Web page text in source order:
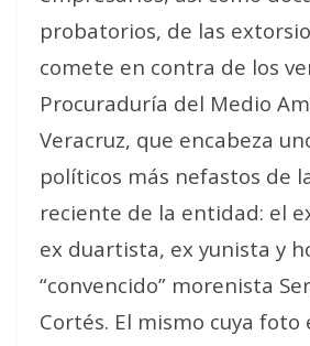
probatorios, de las
comete en contra de los
Procuraduría del Medio
Veracruz, que encabeza
políticos más nefastos de
reciente de la entidad: el
ex duartista, ex yunista y
“convencido” morenista
Cortés. El mismo cuya foto